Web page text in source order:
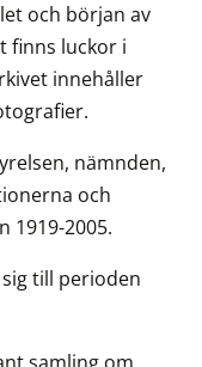
och början av
finns luckor i
innehåller
nämnden,
och
1919-2005.
till perioden